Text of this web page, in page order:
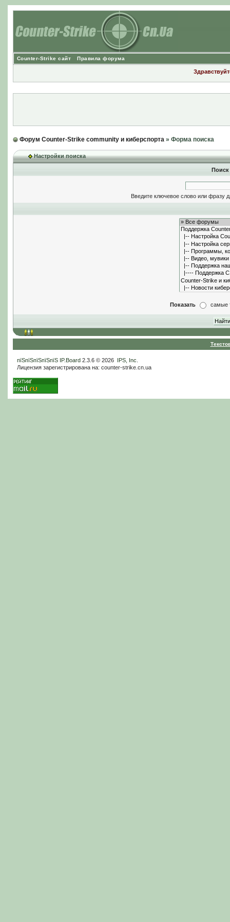
Counter-Strike сайт Правила форума
Форум Counter-Strike community и киберспорта» Форма поиска
Настройки поиска
Введите ключевое слово или фразу
Показать самые
пїЅпїЅпїЅпїЅпїЅ IP.Board2.3.6 © 2026 IPS, Inc
Лицензия зарегистрирована на: counter-strike.cn.ua